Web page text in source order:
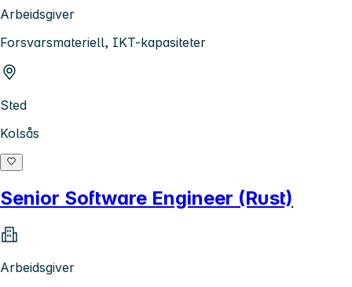
Arbeidsgiver
Forsvarsmateriell, IKT-kapasiteter
Sted
Kolsås
Senior Software Engineer (Rust)
Arbeidsgiver